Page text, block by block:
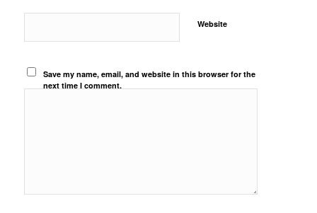
Website
Save my name, email, and website in this browser for the
next time I comment.